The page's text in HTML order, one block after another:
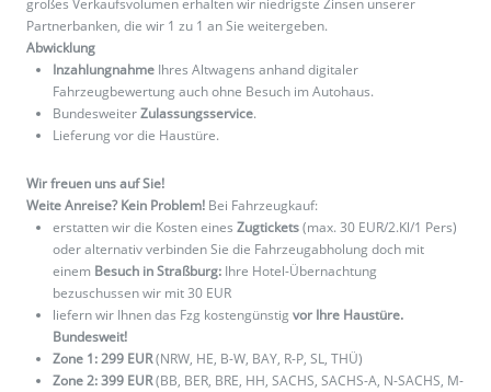
großes Verkaufsvolumen erhalten wir niedrigste Zinsen unserer
Partnerbanken, die wir 1 zu 1 an Sie weitergeben.
Abwicklung
Inzahlungnahme Ihres Altwagens anhand digitaler
Fahrzeugbewertung auch ohne Besuch im Autohaus.
BundesweiterZulassungsservice.
Lieferung vor die Haustüre.
Wir freuen uns auf Sie!
Weite Anreise? Kein Problem! Bei Fahrzeugkauf:
erstatten wir die Kosten eines Zugtickets(max. 30 EUR/2.Kl/1 Pers)
oder alternativ verbinden Sie die Fahrzeugabholung doch mit
einem Besuch in Straßburg: Ihre Hotel-Übernachtung
bezuschussen wir mit 30 EUR
liefern wir Ihnen das Fzg kostengünstig vor Ihre Haustüre.
Bundesweit!
Zone 1: 299 EUR(NRW, HE, B-W, BAY, R-P, SL, THÜ)
Zone 2: 399 EUR(BB, BER, BRE, HH, SACHS, SACHS-A, N-SACHS, M-